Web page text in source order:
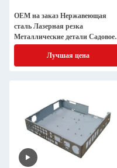
OEM на заказ Нержавеющая
сталь Лазерная резка
Металлические детали Садовое
искусство CNC Служба лазерной
резки металлов для животных
Лучшая цена